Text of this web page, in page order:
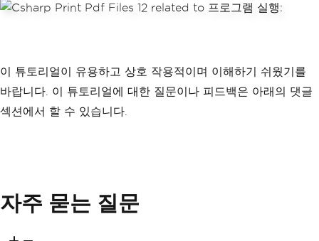
이 튜토리얼이 유용하고 상호 작용적이며 이해하기 쉬웠기를
바랍니다. 이 튜토리얼에 대한 질문이나 피드백은 아래의 댓글
섹션에서 할 수 있습니다.
자주 묻는 질문